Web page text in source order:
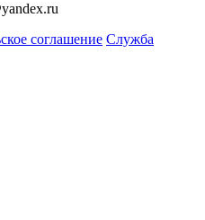
соглашение Служба